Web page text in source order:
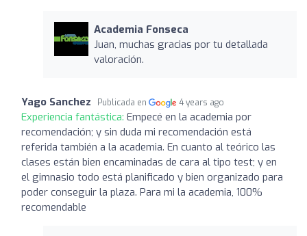
Academia Fonseca
Juan, muchas gracias por tu detallada
valoración.
Yago Sanchez Publicada en 4 years ago
Experiencia fantástica: Empecé en la academia por
recomendación; y sin duda mi recomendación está
referida también a la academia. En cuanto al teórico las
clases están bien encaminadas de cara al tipo test; y en
el gimnasio todo está planificado y bien organizado para
poder conseguir la plaza. Para mi la academia, 100%
recomendable